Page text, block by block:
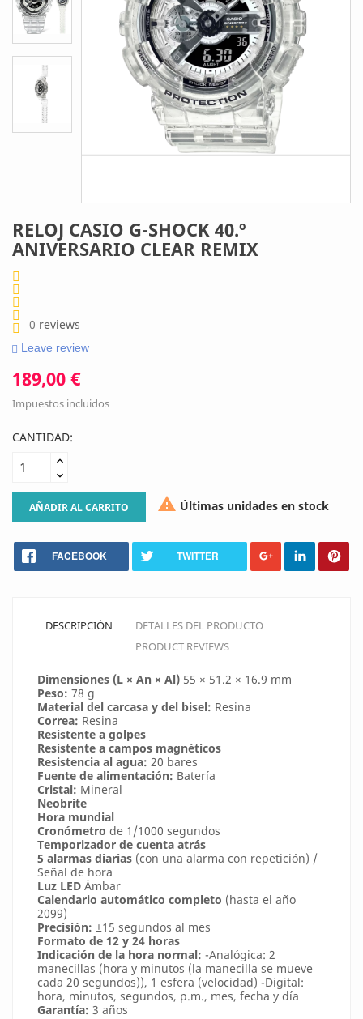
RELOJ CASIO G-SHOCK 40.º
ANIVERSARIO CLEAR REMIX
0 reviews
Leave review
189,00 €
Impuestos incluidos
CANTIDAD:
AÑADIR AL CARRITO  Últimas unidades en stock
FACEBOOK TWITTER
DESCRIPCIÓN
DETALLES DEL PRODUCTO
PRODUCT REVIEWS
Dimensiones (L × An × Al) 55 × 51.2 × 16.9 mm
Peso: 78 g
Material del carcasa y del bisel: Resina
Correa: Resina
Resistente a golpes
Resistente a campos magnéticos
Resistencia al agua: 20 bares
Fuente de alimentación: Batería
Cristal: Mineral
Neobrite
Hora mundial
Cronómetro de 1/1000 segundos
Temporizador de cuenta atrás
5 alarmas diarias (con una alarma con repetición) /
Señal de hora
Luz LED Ámbar
Calendario automático completo (hasta el año
2099)
Precisión: ±15 segundos al mes
Formato de 12 y 24 horas
Indicación de la hora normal: -Analógica: 2
manecillas (hora y minutos (la manecilla se mueve
cada 20 segundos)), 1 esfera (velocidad) -Digital:
hora, minutos, segundos, p.m., mes, fecha y día
Garantía: 3 años